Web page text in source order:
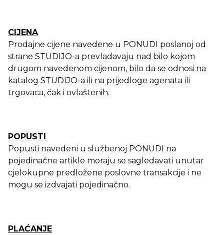
CIJENA
Prodajne cijene navedene u PONUDI poslanoj od
strane STUDIJO-a prevladavaju nad bilo kojom
drugom navedenom cijenom, bilo da se odnosi na
katalog STUDIJO-a ili na prijedloge agenata ili
trgovaca, čak i ovlaštenih.
POPUSTI
Popusti navedeni u službenoj PONUDI na
pojedinačne artikle moraju se sagledavati unutar
cjelokupne predložene poslovne transakcije i ne
mogu se izdvajati pojedinačno.
PLAĆANJE